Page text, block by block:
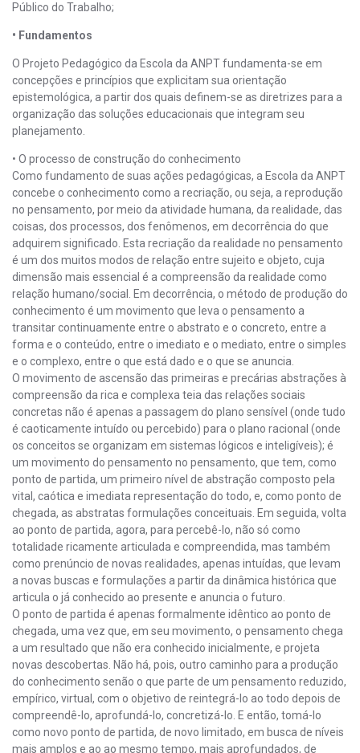
Público do Trabalho;
• Fundamentos
O Projeto Pedagógico da Escola da ANPT fundamenta-se em
concepções e princípios que explicitam sua orientação
epistemológica, a partir dos quais definem-se as diretrizes para a
organização das soluções educacionais que integram seu
planejamento.
• O processo de construção do conhecimento
Como fundamento de suas ações pedagógicas, a Escola da ANPT
concebe o conhecimento como a recriação, ou seja, a reprodução
no pensamento, por meio da atividade humana, da realidade, das
coisas, dos processos, dos fenômenos, em decorrência do que
adquirem significado. Esta recriação da realidade no pensamento
é um dos muitos modos de relação entre sujeito e objeto, cuja
dimensão mais essencial é a compreensão da realidade como
relação humano/social. Em decorrência, o método de produção do
conhecimento é um movimento que leva o pensamento a
transitar continuamente entre o abstrato e o concreto, entre a
forma e o conteúdo, entre o imediato e o mediato, entre o simples
e o complexo, entre o que está dado e o que se anuncia.
O movimento de ascensão das primeiras e precárias abstrações à
compreensão da rica e complexa teia das relações sociais
concretas não é apenas a passagem do plano sensível (onde tudo
é caoticamente intuído ou percebido) para o plano racional (onde
os conceitos se organizam em sistemas lógicos e inteligíveis); é
um movimento do pensamento no pensamento, que tem, como
ponto de partida, um primeiro nível de abstração composto pela
vital, caótica e imediata representação do todo, e, como ponto de
chegada, as abstratas formulações conceituais. Em seguida, volta
ao ponto de partida, agora, para percebê-lo, não só como
totalidade ricamente articulada e compreendida, mas também
como prenúncio de novas realidades, apenas intuídas, que levam
a novas buscas e formulações a partir da dinâmica histórica que
articula o já conhecido ao presente e anuncia o futuro.
O ponto de partida é apenas formalmente idêntico ao ponto de
chegada, uma vez que, em seu movimento, o pensamento chega
a um resultado que não era conhecido inicialmente, e projeta
novas descobertas. Não há, pois, outro caminho para a produção
do conhecimento senão o que parte de um pensamento reduzido,
empírico, virtual, com o objetivo de reintegrá-lo ao todo depois de
compreendê-lo, aprofundá-lo, concretizá-lo. E então, tomá-lo
como novo ponto de partida, de novo limitado, em busca de níveis
mais amplos e ao ao mesmo tempo, mais aprofundados, de